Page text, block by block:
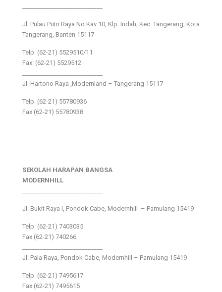
Jl. Pulau Putri Raya No.Kav 10, Klp. Indah, Kec. Tangerang, Kota
Tangerang, Banten 15117
Telp: (62-21) 5529510/11
Fax: (62-21) 5529512
Jl. Hartono Raya ,Modernland – Tangerang 15117
Telp. (62-21) 55780936
Fax (62-21) 55780938
SEKOLAH HARAPAN BANGSA
MODERNHILL
Jl. Bukit Raya I, Pondok Cabe, Modernhill – Pamulang 15419
Telp. (62-21) 7403035
Fax (62-21) 740266
Jl. Pala Raya, Pondok Cabe, Modernhill – Pamulang 15419
Telp. (62-21) 7495617
Fax (62-21) 7495615